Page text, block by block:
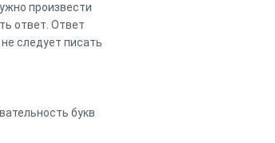
произвести
ответ. Ответ
следует писать
букв